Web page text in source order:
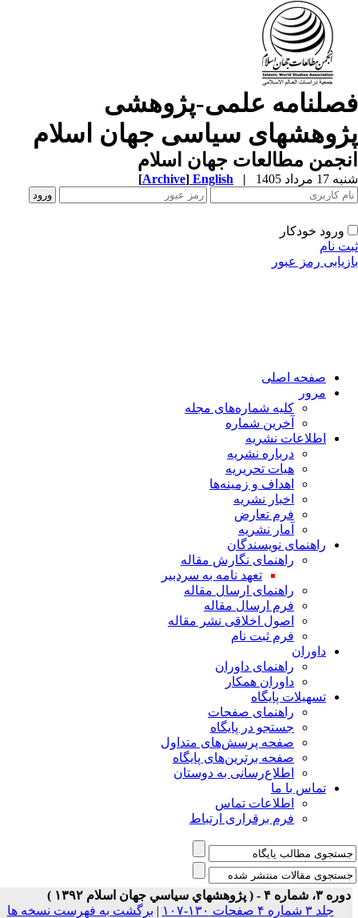
علمی-پژوهشی
سیاسی جهان اسلام
مطالعات جهان اسلام
مرداد 1405 |
English
[Archive]
ورود خودکار
نام
رمز عبور
صفحه اصلی
مرور
کلیه شماره‌های مجله
آخرین شماره
اطلاعات نشریه
درباره نشریه
هیات تحریریه
اهداف و زمینه‌ها
اخبار نشریه
فرم تعارض
آمار نشریه
راهنمای نویسندگان
راهنمای نگارش مقاله
تعهد نامه به سردبیر
راهنمای ارسال مقاله
فرم ارسال مقاله
اصول اخلاقی نشر مقاله
فرم ثبت نام
داوران
راهنمای داوران
داوران همکار
تسهیلات پایگاه
راهنمای صفحات
جستجو در پایگاه
صفحه پرسش‌های متداول
صفحه برترین‌های پایگاه
اطلاع‌رسانی به دوستان
تماس با ما
اطلاعات تماس
فرم برقراری ارتباط
۴ - ( پژوهشهاي سياسي جهان اسلام ۱۳۹۲ )
جلد ۳ شماره ۴ صفحات ۱۳۰-۱۰۷
| برگشت به فهرست نسخه ها